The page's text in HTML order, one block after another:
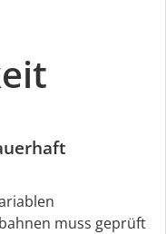
muss geprüft